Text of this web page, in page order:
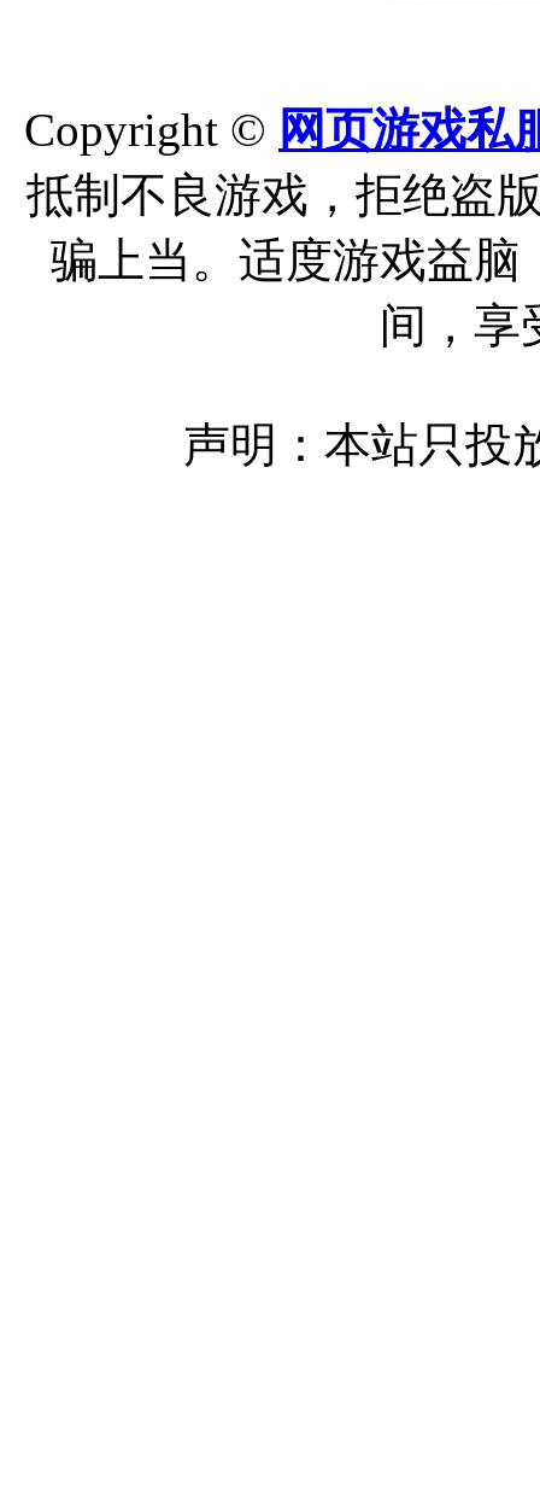
Copyright © 网页游戏私
抵制不良游戏，拒绝盗
骗上当。适度游戏益
间，享
声明：本站只投